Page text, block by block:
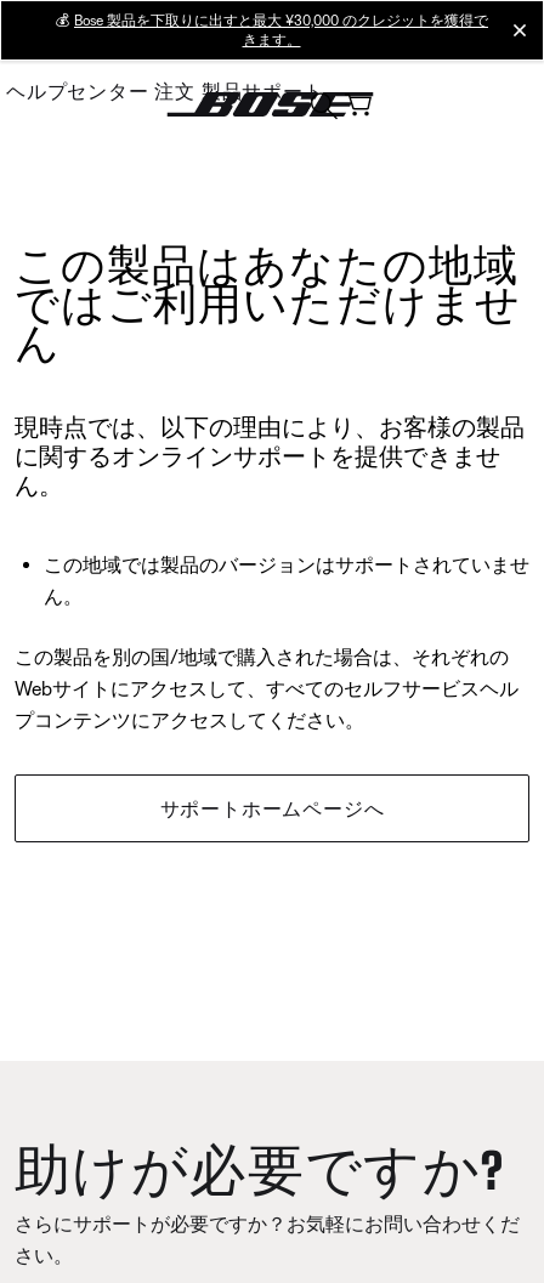
Main
💰 Bose 製品を下取りに出すと最大 ¥30,000 のクレジットを獲得で
きます。
ヘルプセンター 注文 製品サポート
この製品はあなたの地域
ではご利用いただけませ
ん
現時点では、以下の理由により、お客様の製品
に関するオンラインサポートを提供できませ
ん。
この地域では製品のバージョンはサポートされていませ
ん。
この製品を別の国/地域で購入された場合は、それぞれの
Webサイトにアクセスして、すべてのセルフサービスヘル
プコンテンツにアクセスしてください。
サポートホームページへ
助けが必要ですか?
さらにサポートが必要ですか？お気軽にお問い合わせくだ
さい。